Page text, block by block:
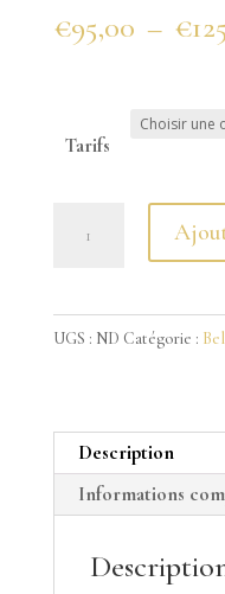
€95,00 – €
Tarifs
Powerwellness
UGS : ND Catégorie :
Description
Informations